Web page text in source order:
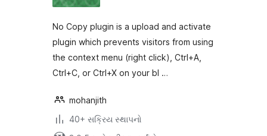
No Copy plugin is a upload and activate
plugin which prevents visitors from using
the context menu (right click), Ctrl+A,
Ctrl+C, or Ctrl+X on your bl …
mohanjith
40+ સક્રિય સ્થાપનો